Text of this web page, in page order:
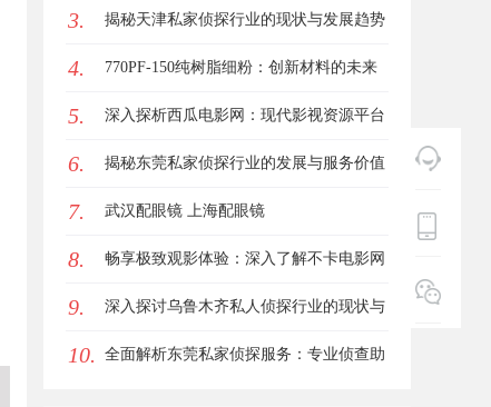
全面解析
3. 揭秘天津私家侦探行业的现状与发展趋势
4. 770PF-150纯树脂细粉：创新材料的未来
5. 深入探析西瓜电影网：现代影视资源平台
的变革与机遇
6. 揭秘东莞私家侦探行业的发展与服务价值
7. 武汉配眼镜 上海配眼镜
8. 畅享极致观影体验：深入了解不卡电影网
的独特优势与使用指南
9. 深入探讨乌鲁木齐私人侦探行业的现状与
发展趋势
10. 全面解析东莞私家侦探服务：专业侦查助